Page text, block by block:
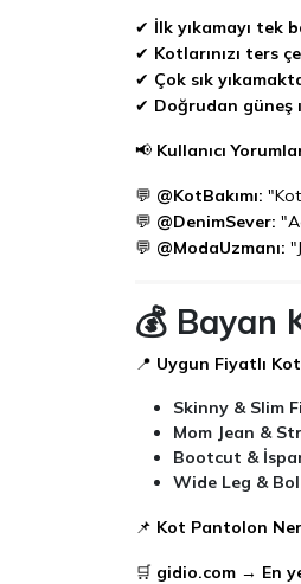
✔ İlk yıkamayı tek
✔ Kotlarınızı ters
✔ Çok sık
✔ Doğrudan güneş
📢 Kullanıcı
💬 @KotBakımı:
💬 @DenimSever:
💬 @ModaUzmanı:
💰 Bayan
📍 Uygun Fiyatlı
Skinny & Slim
Mom Jean &
Bootcut &
Wide Leg &
📌 Kot Pantolon
🛒 gidio.com → En